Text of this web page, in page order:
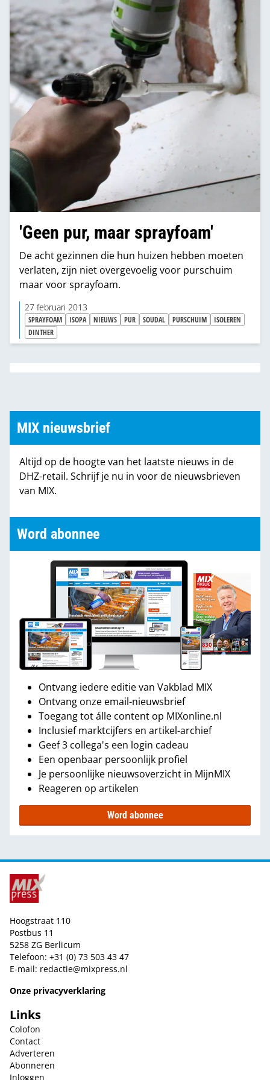
'Geen pur, maar sprayfoam'
De acht gezinnen die hun huizen hebben moeten
verlaten, zijn niet overgevoelig voor purschuim
maar voor sprayfoam.
27 februari 2013
SPRAYFOAM ISOPA NIEUWS PUR SOUDAL PURSCHUIM
ISOLEREN
DINTHER
MIX nieuwsbrief
Altijd op de hoogte van het laatste nieuws in de
DHZ-retail. Schrijf je nu in voor de nieuwsbrieven
van MIX.
Word abonnee
Ontvang iedere editie van Vakblad MIX
Ontvang onze email-nieuwsbrief
Toegang tot álle content op MIXonline.nl
Inclusief marktcijfers en artikel-archief
Geef 3 collega's een login cadeau
Een openbaar persoonlijk profiel
Je persoonlijke nieuwsoverzicht in MijnMIX
Reageren op artikelen
Word abonnee
Hoogstraat 110
Postbus 11
5258 ZG Berlicum
Telefoon: +31 (0) 73 503 43 47
E-mail: redactie@mixpress.nl
Onze privacyverklaring
Links
Colofon
Contact
Adverteren
Abonneren
Inloggen